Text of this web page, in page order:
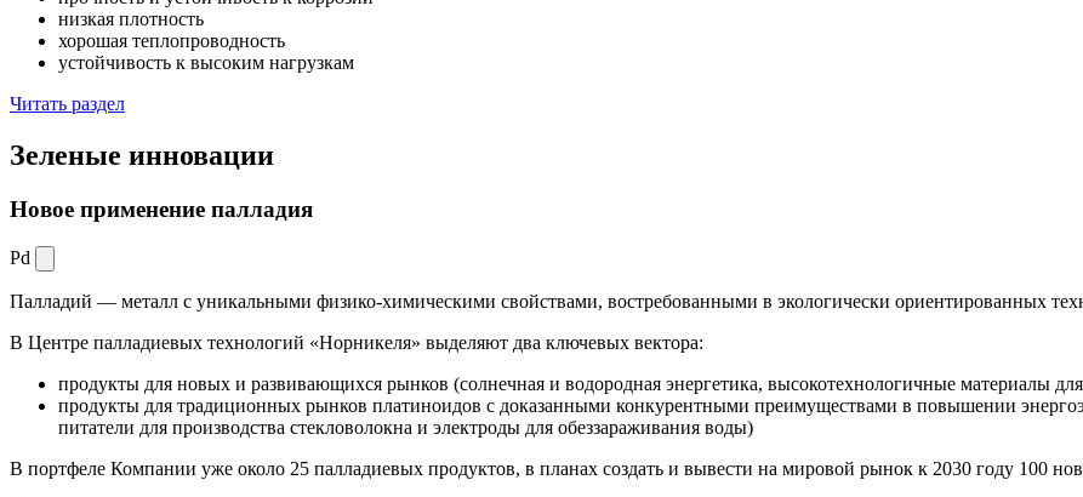
низкая плотность
хорошая теплопроводность
устойчивость к высоким нагрузкам
Читать раздел
Зеленые инновации
Новое применение палладия
Pd
Палладий — металл с уникальными физико-химическими свойствами, востребованными в экологически ориентированных
В Центре палладиевых технологий «Норникеля» выделяют два ключевых вектора:
продукты для новых и развивающихся рынков (солнечная и водородная энергетика, высокотехнологичные материалы
продукты для традиционных рынков платиноидов с доказанными конкурентными преимуществами в повышении
питатели для производства стекловолокна и электроды для обеззараживания воды)
В портфеле Компании уже около 25 палладиевых продуктов, в планах создать и вывести на мировой рынок к 2030 году 100